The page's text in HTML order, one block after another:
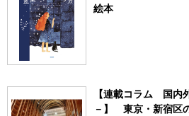
絵本
【連載コラム 国内
－】 東京・新宿区